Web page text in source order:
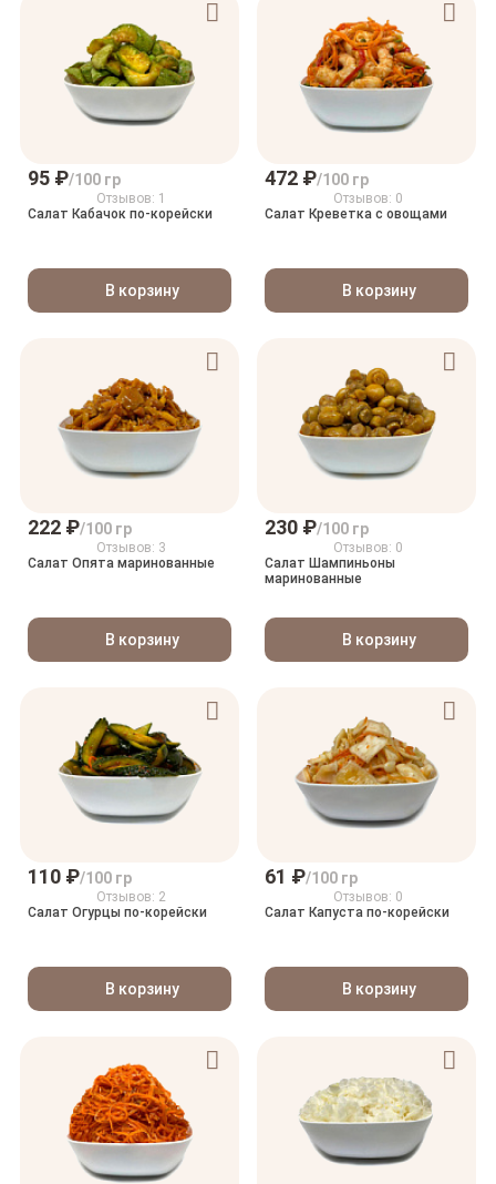
95 ₽/100 гр
Отзывов: 1
Салат Кабачок по-корейски
В корзину
472 ₽/100 гр
Отзывов: 0
Салат Креветка с овощами
В корзину
222 ₽/100 гр
Отзывов: 3
Салат Опята маринованные
В корзину
230 ₽/100 гр
Отзывов: 0
Салат Шампиньоны
маринованные
В корзину
110 ₽/100 гр
Отзывов: 2
Салат Огурцы по-корейски
В корзину
61 ₽/100 гр
Отзывов: 0
Салат Капуста по-корейски
В корзину